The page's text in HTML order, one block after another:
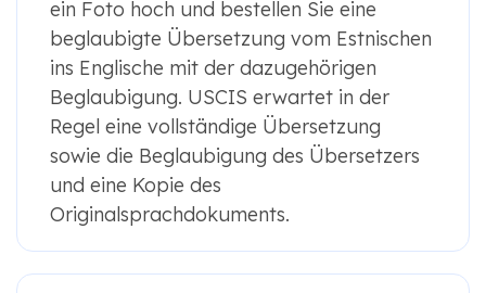
ein Foto hoch und bestellen Sie eine
beglaubigte Übersetzung vom Estnischen
ins Englische mit der dazugehörigen
Beglaubigung. USCIS erwartet in der
Regel eine vollständige Übersetzung
sowie die Beglaubigung des Übersetzers
und eine Kopie des
Originalsprachdokuments.